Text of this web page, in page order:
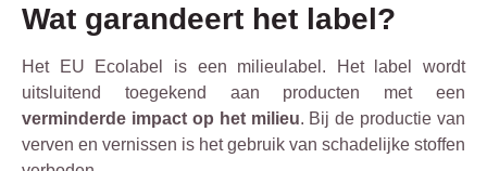
Wat garandeert het label?
Het EU Ecolabel is een milieulabel. Het label wordt
uitsluitend toegekend aan producten met een
verminderde impact op het milieu. Bij de productie van
verven en vernissen is het gebruik van schadelijke stoffen